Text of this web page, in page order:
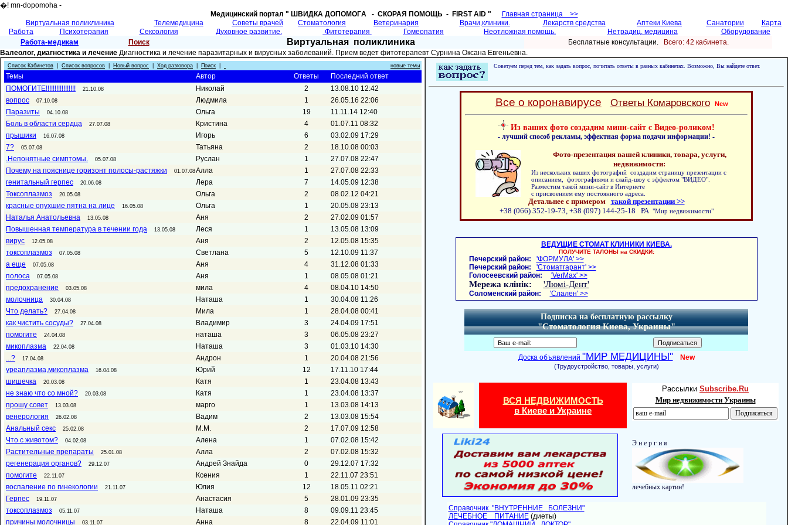
�! mn-dopomoha -
Медицинский портал " ШВИДКА ДОПОМОГA - СКОРАЯ ПОМОЩЬ - FIRST AID "
Главная страница >>
Виртуальная поликлиника
Телемедицина Советы врачей Cтоматология Ветеринария Врачи,клиники. Лекарств средства Аптеки Киева Санатории
Карта
Работа
Психотерапия Сексология Духовное развитие. Фитотерапия Гомеопатия Неотложная помощь. Нетрадиц. медицина
Оборудование
Работа-медикам
Поиск Виртуальная поликлиника Бесплатные консультации.
Всего: 42 кабинетa.
Валеолог, диагностика и лечение Диагностика и лечение паразитарных и вирусных заболеваний. Прием ведет фитотерапевт Сурнина Оксана Евгеньевна.
Список Кабинетов Список вопросов Новый вопрос Ход разговора Поиск новые темы
Темы Автор Ответы
Последний ответ
ПОМОГИТЕ!!!!!!!!!!!!!!!!!
21.10.08 Николай 2
13.08.10 12:42
вопрос
07.10.08 Людмила 1
26.05.16 22:06
Паразиты
04.10.08 Ольга 19
11.11.14 12:40
Боль в области сердца
27.07.08 Кристина 4
01.07.11 08:32
прышики
16.07.08 Игорь 6
03.02.09 17:29
7?
05.07.08 Татьяна 2
18.10.08 00:03
.Непонятные симптомы.
05.07.08 Руслан 1
27.07.08 22:47
Почему на пояснице горизонт полосы-растяжки
01.07.08Алла 1
27.07.08 22:33
генитальный герпес
20.06.08 Лера 7
14.05.09 12:38
Токсоплазмоз
20.05.08 Ольга 2
08.02.12 04:21
красные опухшие пятна на лице
16.05.08 Ольга 1
20.05.08 23:13
Наталья Анатольевна
13.05.08 Аня 2
27.02.09 01:57
Повышенная температура в течении года
13.05.08 Леся 1
13.05.08 13:09
вирус
12.05.08 Аня 2
12.05.08 15:35
токсоплазмоз
07.05.08 Светлана 5
12.10.09 11:37
а еще
07.05.08 Аня 4
31.12.08 01:33
полоса
07.05.08 Аня 1
08.05.08 01:21
предохранение
03.05.08 мила 4
08.04.10 14:50
молочница
30.04.08 Наташа 1
30.04.08 11:26
Что делать?
27.04.08 Мила 1
28.04.08 00:41
как чистить сосуды?
27.04.08 Владимир 3
24.04.09 17:51
помогите
24.04.08 наташа 3
06.05.08 23:27
микоплазма
22.04.08 Наташа 3
01.03.10 14:30
...?
17.04.08 Андрон 1
20.04.08 21:56
уреаплазма,микоплазма
16.04.08 Юрий 12
17.11.10 17:44
шишечка
20.03.08 Катя 1
23.04.08 13:43
не знаю что со мной?
20.03.08 Катя 1
23.04.08 13:37
прошу совет
13.03.08 марго 1
13.03.08 14:13
венерология
26.02.08 Вадим 2
13.03.08 15:54
Анальный секс
25.02.08 М.М. 2
17.07.09 12:58
Что с животом?
04.02.08 Алена 1
07.02.08 15:42
Растительные препараты
25.01.08 Алла 2
07.02.08 15:32
регенерация органов?
29.12.07 Андрей Знайда 0
29.12.07 17:32
помогите
22.11.07 Ксения 1
22.11.07 23:51
воспаление по гинекологии
21.11.07 Юлия 12
18.05.11 02:21
Герпес
19.11.07 Анастасия 5
28.01.09 23:35
токсоплазмоз
05.11.07 Наташа 8
09.09.11 23:45
причины молочницы
03.11.07 Анна 8 22.04.09 11:01
Советуем перед тем, как задать вопрос, почитать ответы в разных кабинетах. Возможно, Вы найдете ответ.
Все о коронавирусе Ответы Комаровского New
Из ваших фото создадим мини-сайт с Видео-роликом!
- лучший способ рекламы, эффектная форма подачи информации! -
Фото-презентация вашей клиники, товара, услуги,
недвижимости:
Из нескольких ваших фотографий создадим страницу презентации с
описанием, фотографиями и слайд-шоу с эффектом "ВИДЕО".
Разместим такой мини-сайт в Интернете
с присвоением ему постоянного адреса.
Детальнее с примером такой презентации >>
+38 (066) 352-19-73, +38 (097) 144-25-18 РА "Мир недвижимости"
ВЕДУЩИЕ СТОМАТ КЛИНИКИ КИЕВА.
ПОЛУЧИТЕ ТАЛОНЫ на СКИДКИ:
Печерский район:
'ФОРМУЛА' >>
Печерский район:
'Стоматгарант' >>
Голосеевский район:
'VerMax' >>
Мережа клінік: 'Люмі-Дент'
Соломенский район: 'Слален' >>
Подписка на бесплатную рассылку
"Стоматология Киева, Украины"
Доска объявлений "МИР МЕДИЦИНЫ" New
(Трудоустройство, товары, услуги)
ВСЯ НЕДВИЖИМОСТЬ
в Киеве и Украине
Рассылки Subscribe.Ru
Мир недвижимости Украины
Э н е р г и я
лечебных картин!
Справочник "ВНУТРЕННИЕ БОЛЕЗНИ"
ЛЕЧЕБНОЕ ПИТАНИЕ(диеты)